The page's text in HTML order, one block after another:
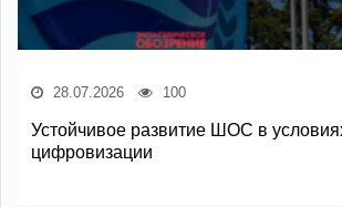
28.07.2026 100
Устойчивое развитие ШОС в
цифровизации